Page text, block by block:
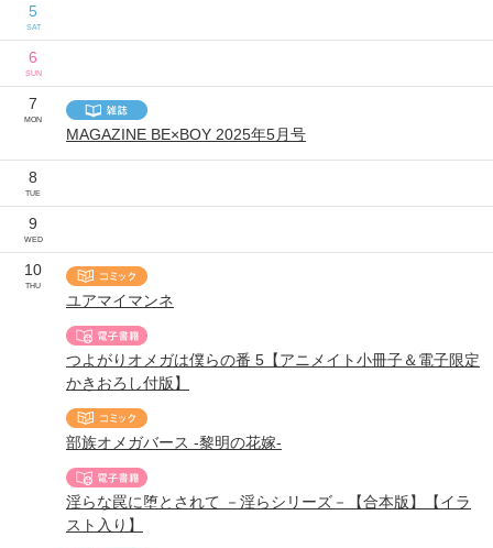
5
SAT
6
SUN
7
MON
MAGAZINE BE×BOY 2025年5月号
8
TUE
9
WED
10
THU
ユアマイマンネ
つよがりオメガは僕らの番 5【アニメイト小冊子＆電子限定
かきおろし付版】
部族オメガバース -黎明の花嫁-
淫らな罠に堕とされて －淫らシリーズ－【合本版】【イラ
スト入り】